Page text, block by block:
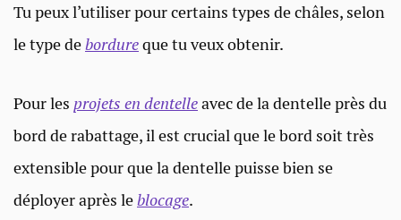
Tu peux l’utiliser pour certains types de châles, selon
le type debordureque tu veux obtenir.
Pour les projets en dentelleavec de la dentelle près du
bord de rabattage, il est crucial que le bord soit très
extensible pour que la dentelle puisse bien se
déployer après leblocage.